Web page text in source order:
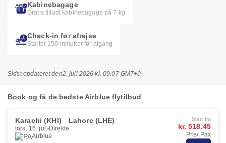
Kabinebagage
Gratis tilladt kabinebagage på 7 kg
Check-in før afrejse
Starter 150 minutter før afgang
Sidst opdateret den2. juli 2026 kl. 09.07 GMT+0
Book og få de bedste Airblue flytilbud
Karachi (KHI) Lahore (LHE)
tors. 16. jul. Direkte
Airblue
Start fra
kr. 518.45
Pris/ Pax